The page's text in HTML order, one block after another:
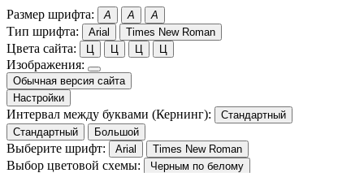
Размер шрифта: A A A
Тип шрифта: Arial Times New Roman
Цвета сайта: Ц Ц Ц Ц
Изображения:
Обычная версия сайта
Настройки
Интервал между буквами (Кернинг):
Стандартный
Стандартный
Большой
Выберите шрифт: Arial Times New Roman
Выбор цветовой схемы:
Черным по белому